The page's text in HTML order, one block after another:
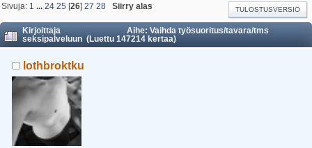
TULOSTUSVERSIO
Sivuja: 1 ...24 25 [26]27 28 Siirry alas
Kirjoittaja
Aihe: Vaihda työsuoritus/tavara/tms
seksipalveluun (Luettu 147214 kertaa)
lothbroktku